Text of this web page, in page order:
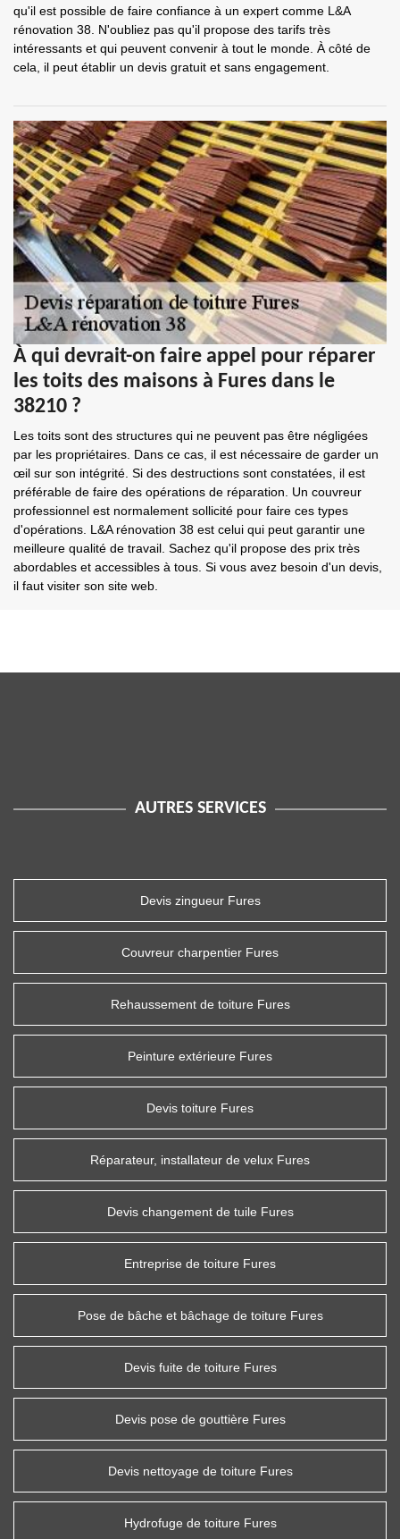
qu'il est possible de faire confiance à un expert comme L&A
rénovation 38. N'oubliez pas qu'il propose des tarifs très
intéressants et qui peuvent convenir à tout le monde. À côté de
cela, il peut établir un devis gratuit et sans engagement.
À qui devrait-on faire appel pour réparer
les toits des maisons à Fures dans le
38210 ?
Les toits sont des structures qui ne peuvent pas être négligées
par les propriétaires. Dans ce cas, il est nécessaire de garder un
œil sur son intégrité. Si des destructions sont constatées, il est
préférable de faire des opérations de réparation. Un couvreur
professionnel est normalement sollicité pour faire ces types
d'opérations. L&A rénovation 38 est celui qui peut garantir une
meilleure qualité de travail. Sachez qu'il propose des prix très
abordables et accessibles à tous. Si vous avez besoin d'un devis,
il faut visiter son site web.
AUTRES SERVICES
Devis zingueur Fures
Couvreur charpentier Fures
Rehaussement de toiture Fures
Peinture extérieure Fures
Devis toiture Fures
Réparateur, installateur de velux Fures
Devis changement de tuile Fures
Entreprise de toiture Fures
Pose de bâche et bâchage de toiture Fures
Devis fuite de toiture Fures
Devis pose de gouttière Fures
Devis nettoyage de toiture Fures
Hydrofuge de toiture Fures